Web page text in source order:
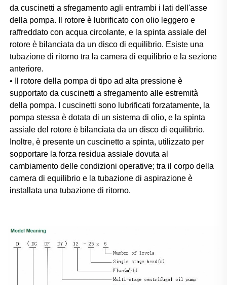
da cuscinetti a sfregamento agli entrambi i lati dell'asse
della pompa. Il rotore è lubrificato con olio leggero e
raffreddato con acqua circolante, e la spinta assiale del
rotore è bilanciata da un disco di equilibrio. Esiste una
tubazione di ritorno tra la camera di equilibrio e la sezione
anteriore.
• Il rotore della pompa di tipo ad alta pressione è
supportato da cuscinetti a sfregamento alle estremità
della pompa. I cuscinetti sono lubrificati forzatamente, la
pompa stessa è dotata di un sistema di olio, e la spinta
assiale del rotore è bilanciata da un disco di equilibrio.
Inoltre, è presente un cuscinetto a spinta, utilizzato per
sopportare la forza residua assiale dovuta al
cambiamento delle condizioni operative; tra il corpo della
camera di equilibrio e la tubazione di aspirazione è
installata una tubazione di ritorno.